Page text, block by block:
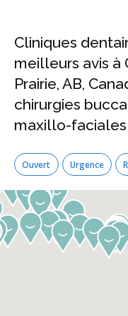
Cliniques
meilleurs avis à
Prairie, AB,
chirurgies
maxillo-faciales
Ouvert Urgence